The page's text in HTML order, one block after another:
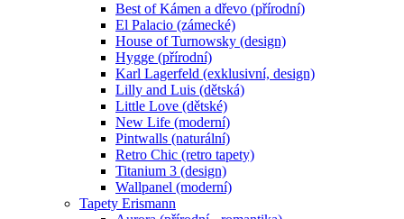
Best of Kámen a dřevo (přírodní)
El Palacio (zámecké)
House of Turnowsky (design)
Hygge (přírodní)
Karl Lagerfeld (exklusivní, design)
Lilly and Luis (dětská)
Little Love (dětské)
New Life (moderní)
Pintwalls (naturální)
Retro Chic (retro tapety)
Titanium 3 (design)
Wallpanel (moderní)
Tapety Erismann